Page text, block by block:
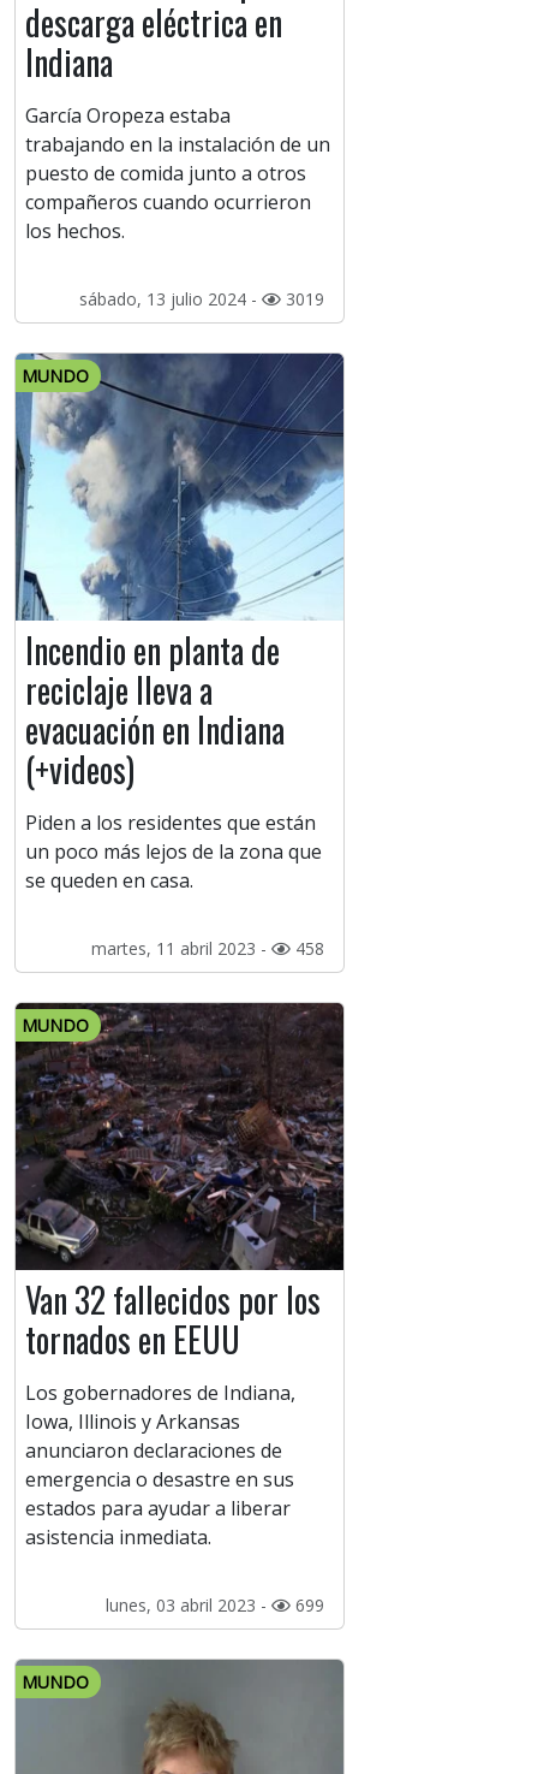
descarga eléctrica en
Indiana
García Oropeza estaba
trabajando en la instalación de un
puesto de comida junto a otros
compañeros cuando ocurrieron
los hechos.
sábado, 13 julio 2024 - 3019
MUNDO
Incendio en planta de
reciclaje lleva a
evacuación en Indiana
(+videos)
Piden a los residentes que están
un poco más lejos de la zona que
se queden en casa.
martes, 11 abril 2023 - 458
MUNDO
Van 32 fallecidos por los
tornados en EEUU
Los gobernadores de Indiana,
Iowa, Illinois y Arkansas
anunciaron declaraciones de
emergencia o desastre en sus
estados para ayudar a liberar
asistencia inmediata.
lunes, 03 abril 2023 - 699
MUNDO